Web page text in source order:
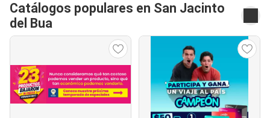
Catálogos populares en San Jacinto
del Bua